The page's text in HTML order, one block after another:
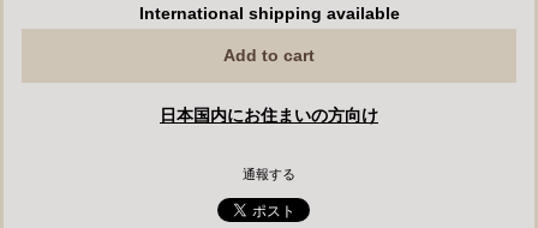
International shipping available
Add to cart
日本国内にお住まいの方向け
通報する